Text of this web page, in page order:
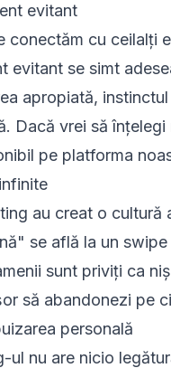
evitant
conectăm cu ceilalți
evitant se simt
apropiată,
Dacă vrei să
pe platforma
au creat o cultură
se află la un
sunt priviți ca
să abandonezi pe
personală
ul nu are nicio